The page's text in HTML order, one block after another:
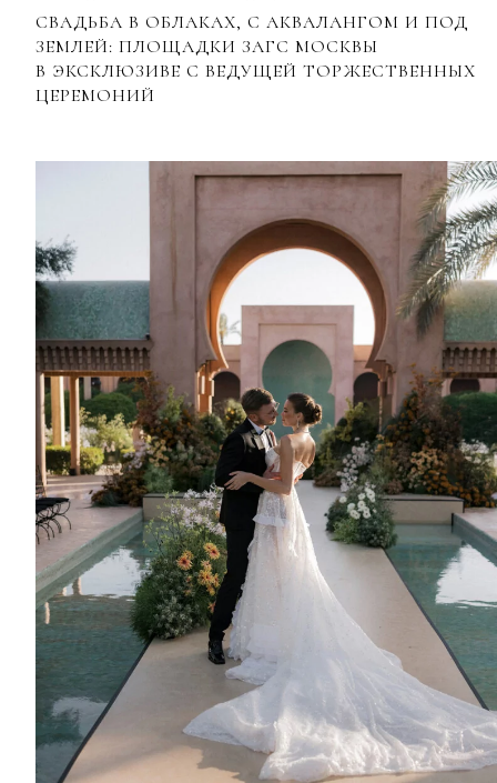
СВАДЬБА В ОБЛАКАХ, С АКВАЛАНГОМ И ПОД
ЗЕМЛЕЙ: ПЛОЩАДКИ ЗАГС МОСКВЫ
В ЭКСКЛЮЗИВЕ С ВЕДУЩЕЙ ТОРЖЕСТВЕННЫХ
ЦЕРЕМОНИЙ